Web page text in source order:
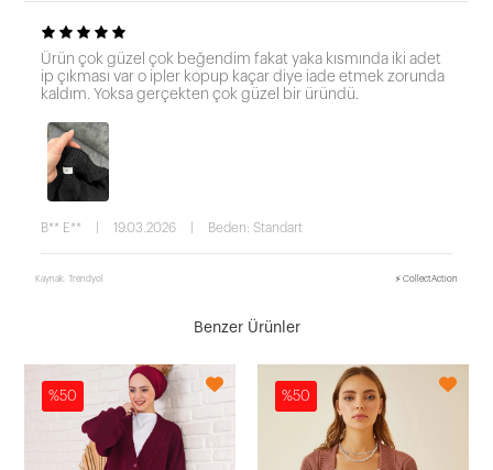
Ürün çok güzel çok beğendim fakat yaka kısmında iki adet
ip çıkması var o ipler kopup kaçar diye iade etmek zorunda
kaldım. Yoksa gerçekten çok güzel bir üründü.
B** E** 19.03.2026 Beden: Standart
Kaynak: Trendyol ⚡ CollectAction
Benzer Ürünler
%50 %50